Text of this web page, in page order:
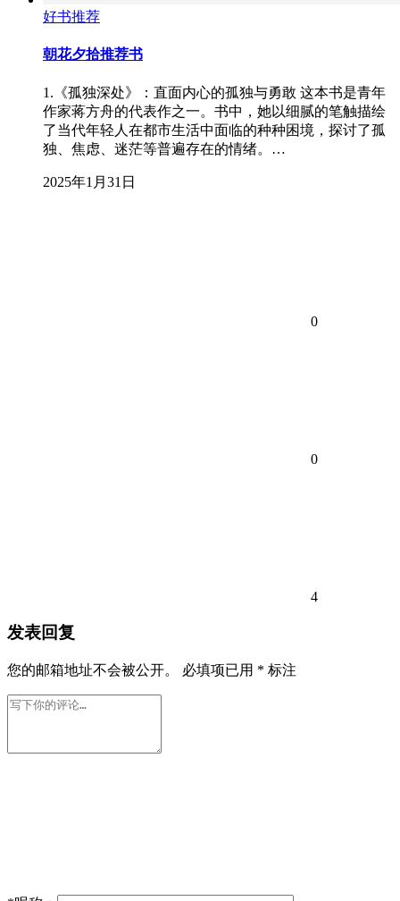
好书推荐
朝花夕拾推荐书
1.《孤独深处》：直面内心的孤独与勇敢 这本书是青年
作家蒋方舟的代表作之一。书中，她以细腻的笔触描绘
了当代年轻人在都市生活中面临的种种困境，探讨了孤
独、焦虑、迷茫等普遍存在的情绪。…
2025年1月31日
0
0
4
发表回复
您的邮箱地址不会被公开。 必填项已用 * 标注